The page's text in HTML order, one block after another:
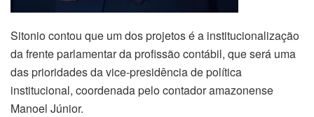
Sitonio contou que um dos projetos é a institucionalização
da frente parlamentar da profissão contábil, que será uma
das prioridades da vice-presidência de política
institucional, coordenada pelo contador amazonense
Manoel Júnior.